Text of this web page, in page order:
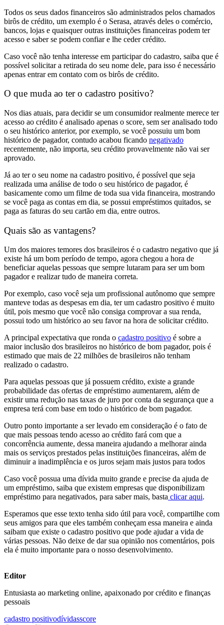
Todos os seus dados financeiros são administrados pelos chamados
birôs de crédito, um exemplo é o Serasa, através deles o comércio,
bancos, lojas e quaisquer outras instituições financeiras podem ter
acesso e saber se podem confiar e lhe ceder crédito.
Caso você não tenha interesse em participar do cadastro, saiba que é
possível solicitar a retirada do seu nome dele, para isso é necessário
apenas entrar em contato com os birôs de crédito.
O que muda ao ter o cadastro positivo?
Nos dias atuais, para decidir se um consumidor realmente merece ter
acesso ao crédito é analisado apenas o score, sem ser analisado todo
o seu histórico anterior, por exemplo, se você possuiu um bom
histórico de pagador, contudo acabou ficando negativado
recentemente, não importa, seu crédito provavelmente não vai ser
aprovado.
Já ao ter o seu nome na cadastro positivo, é possível que seja
realizada uma análise de todo o seu histórico de pagador, é
basicamente como um filme de toda sua vida financeira, mostrando
se você paga as contas em dia, se possui empréstimos quitados, se
paga as faturas do seu cartão em dia, entre outros.
Quais são as vantagens?
Um dos maiores temores dos brasileiros é o cadastro negativo que já
existe há um bom período de tempo, agora chegou a hora de
beneficiar aquelas pessoas que sempre lutaram para ser um bom
pagador e realizar tudo de maneira correta.
Por exemplo, caso você seja um profissional autônomo que sempre
manteve todas as despesas em dia, ter um cadastro positivo é muito
útil, pois mesmo que você não consiga comprovar a sua renda,
possui todo um histórico ao seu favor na hora de solicitar crédito.
A principal expectativa que ronda o cadastro positivo é sobre a
maior inclusão dos brasileiros no histórico de bom pagador, pois é
estimado que mais de 22 milhões de brasileiros não tenham
realizado o cadastro.
Para aquelas pessoas que já possuem crédito, existe a grande
probabilidade das ofertas de empréstimo aumentarem, além de
existir uma redução nas taxas de juro por conta da segurança que a
empresa terá com base em todo o histórico de bom pagador.
Outro ponto importante a ser levado em consideração é o fato de
que mais pessoas tendo acesso ao crédito fará com que a
concorrência aumente, dessa maneira ajudando a melhorar ainda
mais os serviços prestados pelas instituições financeiras, além de
diminuir a inadimplência e os juros sejam mais justos para todos
Caso você possua uma dívida muito grande e precise da ajuda de
um empréstimo, saiba que existem empresas que disponibilizam
empréstimo para negativados, para saber mais, basta clicar aqui.
Esperamos que esse texto tenha sido útil para você, compartilhe com
seus amigos para que eles também conheçam essa maneira e ainda
saibam que existe o cadastro positivo que pode ajudar a vida de
várias pessoas. Não deixe de dar sua opinião nos comentários, pois
ela é muito importante para o nosso desenvolvimento.
Editor
Entusiasta ao marketing online, apaixonado por crédito e finanças
pessoais
cadastro positivodívidasscore